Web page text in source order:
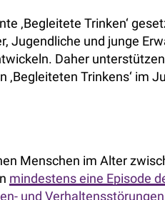
‚Begleitete Trinken‘
Jugendliche und junge
Daher
Trinkens‘ im
Menschen im Alter
mindestens eine Episode
und